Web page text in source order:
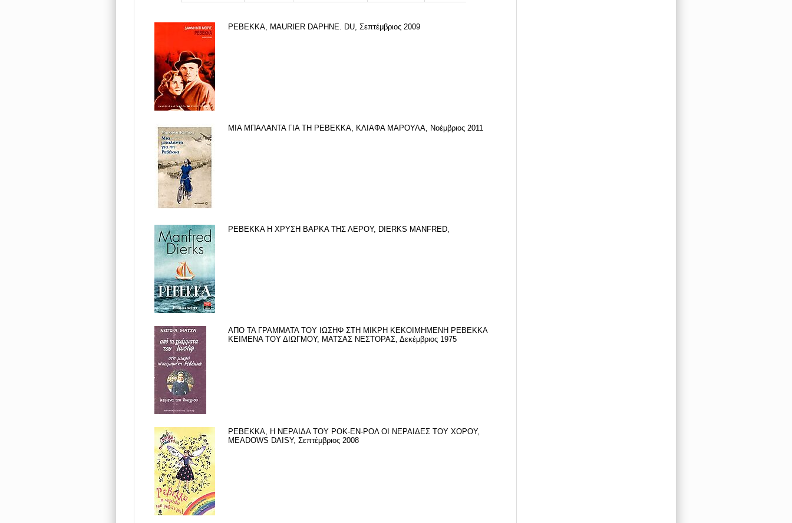
ΡΕΒΕΚΚΑ, MAURIER DAPHNE. DU, Σεπτέμβριος 2009
ΜΙΑ ΜΠΑΛΑΝΤΑ ΓΙΑ ΤΗ ΡΕΒΕΚΚΑ, ΚΛΙΑΦΑ ΜΑΡΟΥΛΑ, Νοέμβριος 2011
ΡΕΒΕΚΚΑ Η ΧΡΥΣΗ ΒΑΡΚΑ ΤΗΣ ΛΕΡΟΥ, DIERKS MANFRED,
ΑΠΟ ΤΑ ΓΡΑΜΜΑΤΑ ΤΟΥ ΙΩΣΗΦ ΣΤΗ ΜΙΚΡΗ ΚΕΚΟΙΜΗΜΕΝΗ ΡΕΒΕΚΚΑ
ΚΕΙΜΕΝΑ ΤΟΥ ΔΙΩΓΜΟΥ, ΜΑΤΣΑΣ ΝΕΣΤΟΡΑΣ, Δεκέμβριος 1975
ΡΕΒΕΚΚΑ, Η ΝΕΡΑΙΔΑ ΤΟΥ ΡΟΚ-ΕΝ-ΡΟΛ ΟΙ ΝΕΡΑΙΔΕΣ ΤΟΥ ΧΟΡΟΥ,
MEADOWS DAISY, Σεπτέμβριος 2008